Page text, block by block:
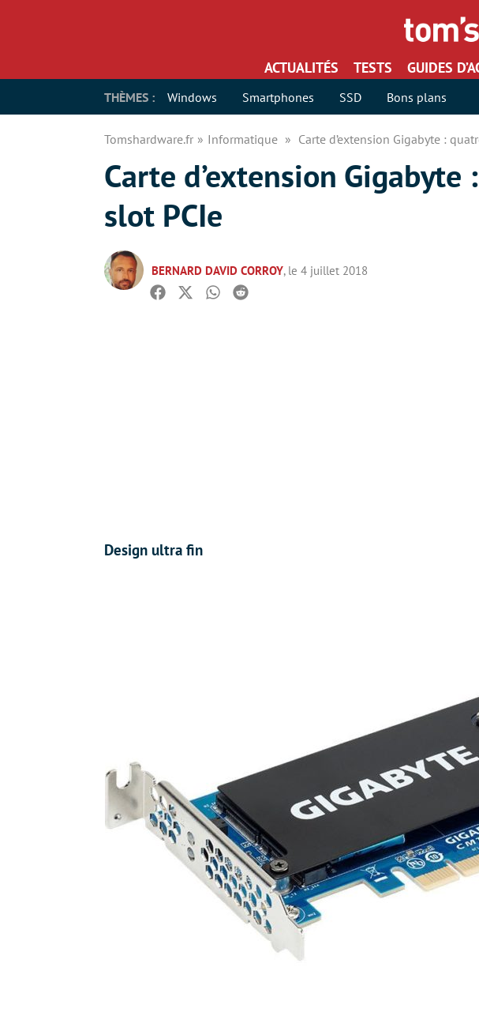
ACTUALITÉS TESTS GUIDES
THÈMES : Windows Smartphones SSD Bons plans
Tomshardware.fr Informatique Carte d’extension Gigabyte :
Carte d’extension
slot PCIe
BERNARD DAVID CORROY, le 4 juillet 2018
Facebook
TwitterWhatsapp
Reddit
Design ultra fin